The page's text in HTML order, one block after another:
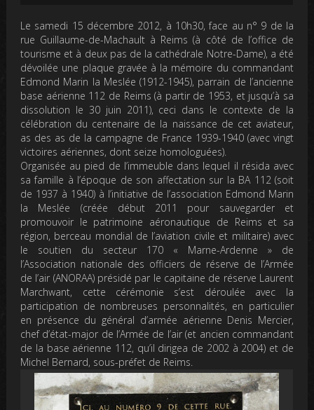
Le samedi 15 décembre 2012, à 10h30, face au n° 9 de la
rue Guillaume-de-Machault à Reims (à côté de l’office de
tourisme et à deux pas de la cathédrale Notre-Dame), a été
dévoilée une plaque gravée à la mémoire du commandant
Edmond Marin la Meslée (1912-1945), parrain de l’ancienne
base aérienne 112 de Reims (à partir de 1953, et jusqu’à sa
dissolution le 30 juin 2011), ceci dans le contexte de la
célébration du centenaire de la naissance de cet aviateur,
as des as de la campagne de France 1939-1940 (avec vingt
victoires aériennes, dont seize homologuées).
Organisée au pied de l’immeuble dans lequel il résida avec
sa famille à l’époque de son affectation sur la BA 112 (soit
de 1937 à 1940) à l’initiative de l’association Edmond Marin
la Meslée (créée début 2011 pour sauvegarder et
promouvoir le patrimoine aéronautique de Reims et sa
région, berceau mondial de l’aviation civile et militaire) avec
le soutien du secteur 170 « Marne-Ardenne » de
l’Association nationale des officiers de réserve de l’Armée
de l’air (ANORAA) présidé par le capitaine de réserve Laurent
Marchwant, cette cérémonie s’est déroulée avec la
participation de nombreuses personnalités, en particulier
en présence du général d’armée aérienne Denis Mercier,
chef d’état-major de l’Armée de l’air (et ancien commandant
de la base aérienne 112, qu’il dirigea de 2002 à 2004) et de
Michel Bernard, sous-préfet de Reims.